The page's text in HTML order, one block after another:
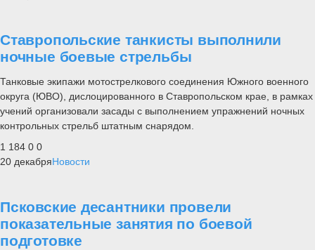
Ставропольские танкисты выполнили
ночные боевые стрельбы
Танковые экипажи мотострелкового соединения Южного военного
округа (ЮВО), дислоцированного в Ставропольском крае, в рамках
учений организовали засады с выполнением упражнений ночных
контрольных стрельб штатным снарядом.
1 184 0 0
20 декабряНовости
Псковские десантники провели
показательные занятия по боевой
подготовке